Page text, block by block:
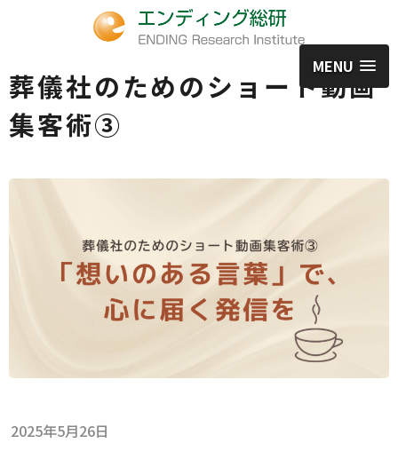
MENU
葬儀社のためのショート動画
集客術③
2025年5月26日